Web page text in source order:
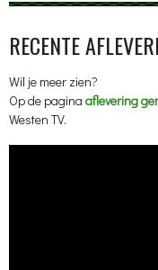
RECENTE
Wil je meer zien?
Op de pagina aflevering
Westen TV.